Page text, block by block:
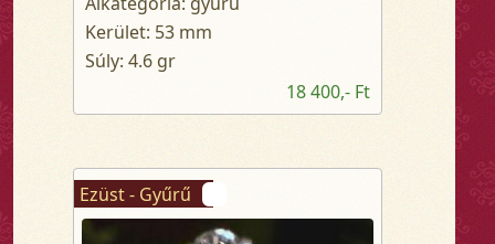
Kerület: 53 mm
Súly: 4.6 gr
18 400,- Ft
Ezüst - Gyűrű